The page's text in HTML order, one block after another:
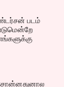
படம்